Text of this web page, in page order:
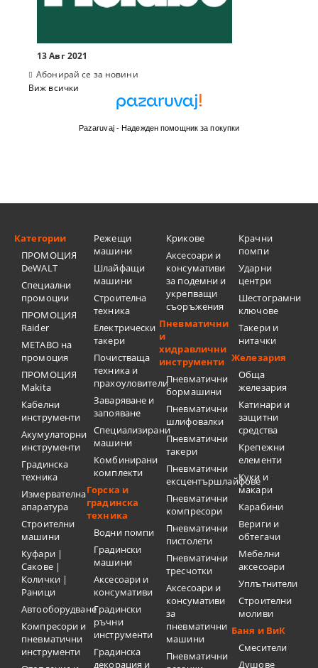
13 Авг 2021
Абонирай се за новини
Виж всички
Pazaruvaj - Надежден помощник за покупки
Категории
ПРОМОЦИЯ
DeWALT
Специални
промоции
ПРОМОЦИЯ
Raider
METABO на
промоция
ПРОМОЦИЯ
Makita
Кабелни
инструменти
Акумулаторни
инструменти
Градинска
техника
Измервателна
апаратура
Строителни
машини
Куфари |
Сакове |
Колички |
Раници
Автооборудване
Компресори и
пневматични
инструменти
Режещи
машини
Шлайфащи
машини
Строителна
техника
Електрически
такери
Почистваща
техника и
прахоуловители
Заваряване и
запояване
Специализирани
машини
Комбинирани
комплекти
Горска и
градинска
техника
Водни помпи
Градински
машини
Аксесоари и
консумативи
Градински
ръчни
инструменти
Градинска
декорация и
Крикове
Аксесоари и
консумативи
за подемни и
укрепващи
съоръжения
Пневматични
и
хидравлични
инструменти
Пневматични
бормашини
Пневматични
шлифовалки
Пневматични
такери
Пневматични
ексцентършлайфове
Пневматични
компресори
Пневматични
пистолети
Пневматични
тресчотки
Аксесоари и
консумативи
за
пневматични
машини
Пневматични
Крачни
помпи
Ударни
центри
Шестограмни
ключове
Такери и
нитачки
Железария
Обща
железария
Катинари и
защитни
средства
Крепежни
елементи
Куки и
макари
Карабини
Вериги и
обтегачи
Мебелни
аксесоари
Уплътнители
Строителни
моливи
Баня и ВиК
Смесители
Душове